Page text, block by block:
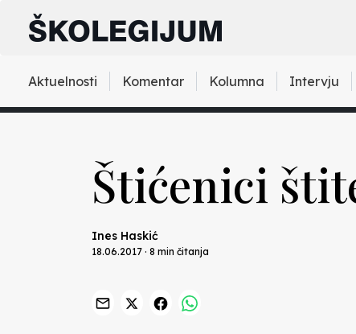
Aktuelnosti Komentar Kolumna Intervju
Štićenici
Ines Haskić
18.06.2017 · 8 min čitanja